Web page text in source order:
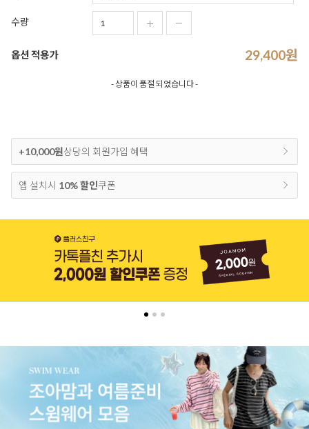
수량
옵션 적용가 29,400원
- 상품이 품절 되었습니다 -
+10,000원상당의 회원가입 혜택
앱 설치시 10% 할인쿠폰